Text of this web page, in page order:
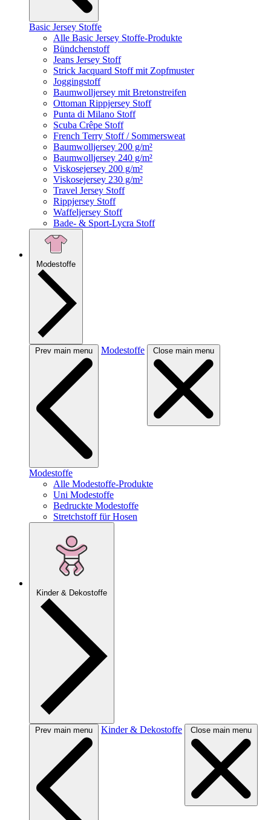
Basic Jersey Stoffe
Alle Basic Jersey Stoffe-Produkte
Bündchenstoff
Jeans Jersey Stoff
Strick Jacquard Stoff mit Zopfmuster
Joggingstoff
Baumwolljersey mit Bretonstreifen
Ottoman Rippjersey Stoff
Punta di Milano Stoff
Scuba Crêpe Stoff
French Terry Stoff / Sommersweat
Baumwolljersey 200 g/m²
Baumwolljersey 240 g/m²
Viskosejersey 200 g/m²
Viskosejersey 230 g/m²
Travel Jersey Stoff
Rippjersey Stoff
Waffeljersey Stoff
Bade- & Sport-Lycra Stoff
Modestoffe
Prev main menu Modestoffe Close main menu
Modestoffe
Alle Modestoffe-Produkte
Uni Modestoffe
Bedruckte Modestoffe
Stretchstoff für Hosen
Kinder & Dekostoffe
Prev main menu Kinder & Dekostoffe Close main menu